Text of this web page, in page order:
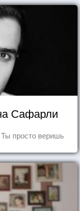
Сафарли
просто веришь